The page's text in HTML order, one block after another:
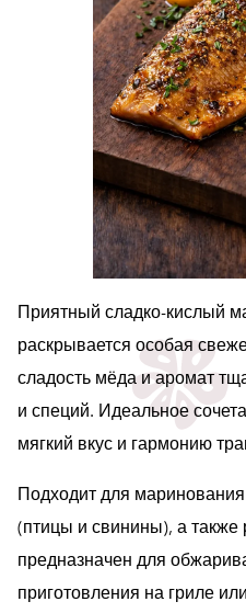
Приятный сладко-кислый
раскрывается особая
сладость мёда и аромат
и специй. Идеальное
мягкий вкус и гармонию
Подходит для
(птицы и свинины), а
предназначен для
приготовления на гриле